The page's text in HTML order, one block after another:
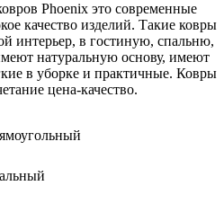
Phoenix это современные
качество изделий. Такие ковры
интерьер, в гостиную, спальню,
натуральную основу, имеют
в уборке и практичные. Ковры
цена-качество.